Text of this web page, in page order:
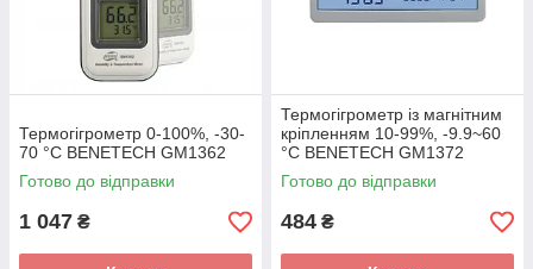
Термогігрометр 0-100%, -30-
70 °C BENETECH GM1362
Готово до відправки
1 047 ₴
Термогігрометр із магнітним
кріпленням 10-99%, -9.9~60
°C BENETECH GM1372
Готово до відправки
484 ₴